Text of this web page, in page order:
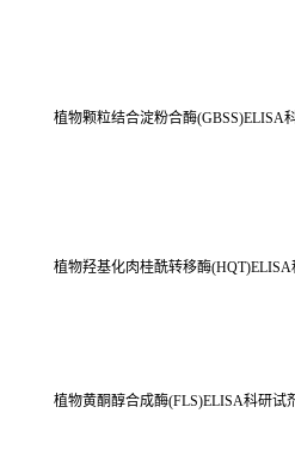
植物颗粒结合淀粉合酶(GBSS)ELISA
植物羟基化肉桂酰转移酶
植物黄酮醇合成酶(FLS)ELISA科研试